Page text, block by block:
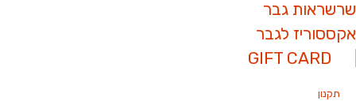
שרשראות גבר
אקססוריז לגבר
GIFT CARD
תקנון